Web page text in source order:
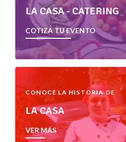
LA CASA - CATERING
COTIZA TU EVENTO
CONOCE LA HISTORIA DE
LA CASA
VER MÁS